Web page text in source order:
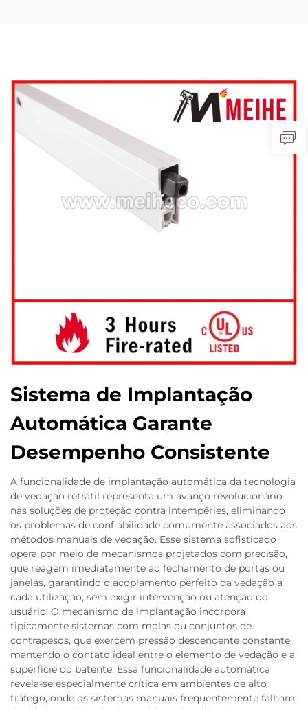
Sistema de Implantação
Automática Garante
Desempenho Consistente
A funcionalidade de implantação automática da tecnologia
de vedação retrátil representa um avanço revolucionário
nas soluções de proteção contra intempéries, eliminando
os problemas de confiabilidade comumente associados aos
métodos manuais de vedação. Esse sistema sofisticado
opera por meio de mecanismos projetados com precisão,
que reagem imediatamente ao fechamento de portas ou
janelas, garantindo o acoplamento perfeito da vedação a
cada utilização, sem exigir intervenção ou atenção do
usuário. O mecanismo de implantação incorpora
tipicamente sistemas com molas ou conjuntos de
contrapesos, que exercem pressão descendente constante,
mantendo o contato ideal entre o elemento de vedação e a
superfície do batente. Essa funcionalidade automática
revela-se especialmente crítica em ambientes de alto
tráfego, onde os sistemas manuais frequentemente falham